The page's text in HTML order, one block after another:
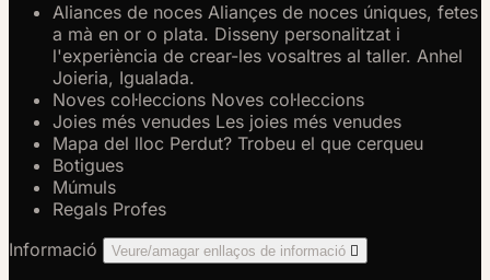
Aliances de noces Aliançes de noces úniques, fetes
a mà en or o plata. Disseny personalitzat i
l'experiència de crear-les vosaltres al taller. Anhel
Joieria, Igualada.
Noves col·leccions Noves col·leccions
Joies més venudes Les joies més venudes
Mapa del lloc Perdut? Trobeu el que cerqueu
Botigues
Múmuls
Regals Profes
Informació
Veure/amagar enllaços de informació 